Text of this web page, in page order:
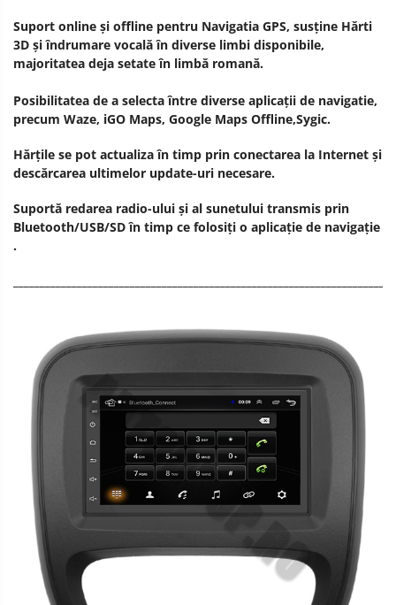
Suport online și offline pentru Navigatia GPS, susține Hărti
3D și îndrumare vocală în diverse limbi disponibile,
majoritatea deja setate în limbă romană.
Posibilitatea de a selecta între diverse aplicații de navigatie,
precum Waze, iGO Maps, Google Maps Offline,Sygic.
Hărțile se pot actualiza în timp prin conectarea la Internet și
descărcarea ultimelor update-uri necesare.
Suportă redarea radio-ului și al sunetului transmis prin
Bluetooth/USB/SD în timp ce folosiți o aplicație de navigație
.